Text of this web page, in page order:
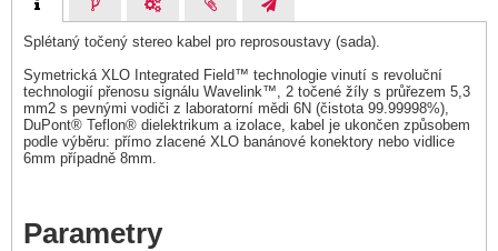
Splétaný točený stereo kabel pro reprosoustavy (sada).
Symetrická XLO Integrated Field™ technologie vinutí s revoluční
technologií přenosu signálu Wavelink™, 2 točené žíly s průřezem 5,3
mm2 s pevnými vodiči z laboratorní mědi 6N (čistota 99.99998%),
DuPont® Teflon® dielektrikum a izolace, kabel je ukončen způsobem
podle výběru: přímo zlacené XLO banánové konektory nebo vidlice
6mm případně 8mm.
Parametry